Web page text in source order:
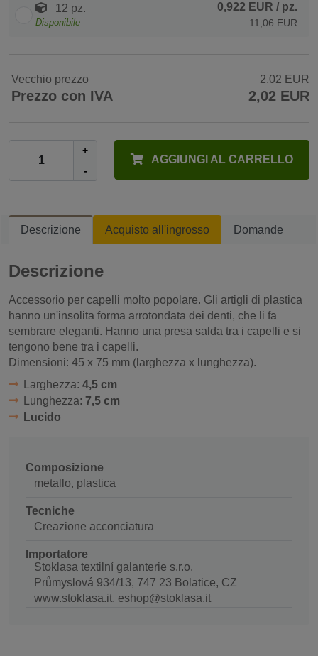
12 pz.
Disponibile
0,922 EUR / pz.
11,06 EUR
Vecchio prezzo 2,02 EUR
Prezzo con IVA 2,02 EUR
+
-
AGGIUNGI AL CARRELLO
Descrizione Acquisto all'ingrosso Domande
Descrizione
Accessorio per capelli molto popolare. Gli artigli di plastica
hanno un'insolita forma arrotondata dei denti, che li fa
sembrare eleganti. Hanno una presa salda tra i capelli e si
tengono bene tra i capelli.
Dimensioni: 45 x 75 mm (larghezza x lunghezza).
Larghezza: 4,5 cm
Lunghezza: 7,5 cm
Lucido
Composizione
metallo, plastica
Tecniche
Creazione acconciatura
Importatore
Stoklasa textilní galanterie s.r.o.
Průmyslová 934/13, 747 23 Bolatice, CZ
www.stoklasa.it, eshop@stoklasa.it